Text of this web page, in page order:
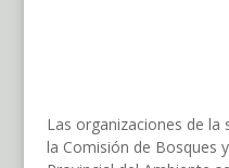
Las organizaciones de la
la Comisión de Bosques